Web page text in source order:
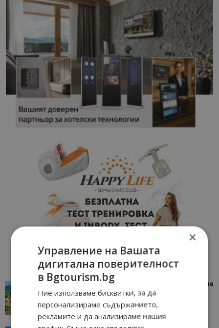
“Пощенска картичка от…”: Петрич – Изживяване
отвъд очакваното
Петрич 11/07/2026 11:22
×
Управление на Вашата
дигитална поверителност
в Bgtourism.bg
Ние използваме бисквитки, за да
персонализираме съдържанието,
рекламите и да анализираме нашия